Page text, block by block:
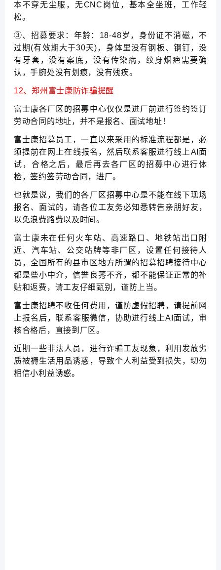
本不穿无尘服，无CNC岗位，基本全坐班，工作轻
松。
③、招募要求：年龄：18-48岁，身份证不消磁，不
过期(有效期大于30天)，身体里没有钢板、钢钉，没
有牙套，没有案底，没有传染病，纹身烟疤需要确
认，手腕处没有划痕，没有残疾。
12、郑州富士康防诈骗提醒
富士康各厂区的招募中心仅仅是进厂前进行签约签订
劳动合同的地址，并不是报名、面试地址！
富士康招募员工，一直以来采用的标准流程都是，必
须提前在网上在线报名，然后联系客服进行线上AI面
试，合格之后，最后再去各厂区的招募中心进行体
检，签约签劳动合同，进厂。
也就是说，我们的各厂区招募中心是不能在线下现场
报名、面试的，请各位工友务必知悉转告亲朋好友，
以免浪费路费以及时间。
富士康未在任何火车站、高速路口、地铁站出口附
近、汽车站、公交站牌等非厂区，设置任何接待人
员，全国所有的县市区地方所谓的招募招聘接待中心
都是些小中介，信誉良莠不齐，都不能保证正常的补
贴和返费，请工友仔细甄别，谨防上当。
富士康招聘不收任何费用，谨防虚假招聘，请提前网
上报名后，联系客服微信，协助进行线上AI面试，审
核合格后，直接到厂区。
近期一些非法人员，进行诈骗工友现象，利用发放劣
质被褥生活用品诱惑，导致个人利益受到损失，切勿
相信小利益诱惑。